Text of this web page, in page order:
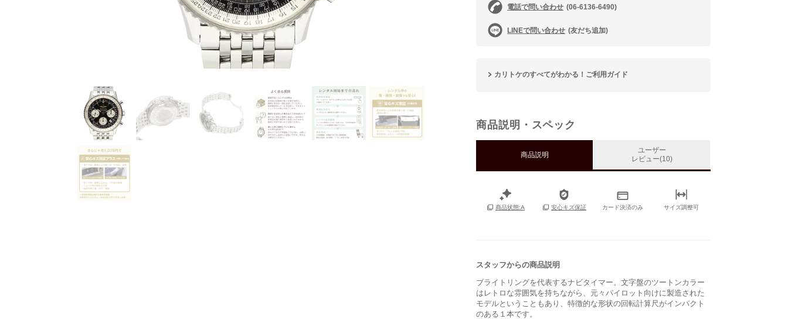
電話で問い合わせ (06-6136-6490)
LINEで問い合わせ (友だち追加)
カリトケのすべてがわかる！ご利用ガイド
商品説明・スペック
商品説明
ユーザー
レビュー(10)
商品状態:A 安心キズ保証 カード決済のみ サイズ調整可
スタッフからの商品説明
ブライトリングを代表するナビタイマー。文字盤のツートンカラー
はレトロな雰囲気を持ちながら、元々パイロット向けに製造された
モデルということもあり、特徴的な形状の回転計算尺がインパクト
のある１本です。